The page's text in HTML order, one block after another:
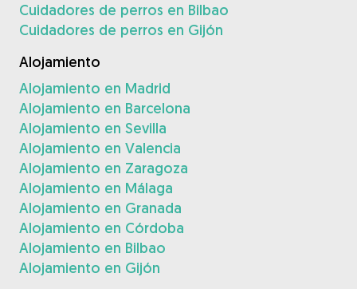
Cuidadores de perros en Bilbao
Cuidadores de perros en Gijón
Alojamiento
Alojamiento en Madrid
Alojamiento en Barcelona
Alojamiento en Sevilla
Alojamiento en Valencia
Alojamiento en Zaragoza
Alojamiento en Málaga
Alojamiento en Granada
Alojamiento en Córdoba
Alojamiento en Bilbao
Alojamiento en Gijón